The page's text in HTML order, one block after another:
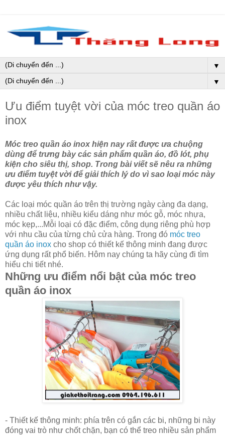
▼
▼
Ưu điểm tuyệt vời của móc treo quần áo
inox
Móc treo quần áo inox hiện nay rất được ưa chuộng
dùng để trưng bày các sản phẩm quần áo, đồ lót, phụ
kiện cho siêu thị, shop. Trong bài viết sẽ nêu ra những
ưu điểm tuyệt vời để giải thích lý do vì sao loại móc này
được yêu thích như vậy.
Các loại móc quần áo trên thị trường ngày càng đa dạng,
nhiều chất liệu, nhiều kiểu dáng như móc gỗ, móc nhựa,
móc kẹp,...Mỗi loại có đặc điểm, công dụng riêng phù hợp
với nhu cầu của từng chủ cửa hàng. Trong đó móc treo
quần áo inox cho shop có thiết kế thông minh đang được
ứng dụng rất phổ biến. Hôm nay chúng ta hãy cùng đi tìm
hiểu chi tiết nhé.
Những ưu điểm nổi bật của móc treo
quần áo inox
- Thiết kế thông minh: phía trên có gắn các bi, những bi này
đóng vai trò như chốt chặn, bạn có thể treo nhiều sản phẩm